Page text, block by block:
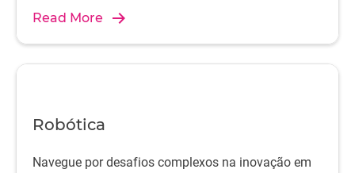
Read More
Robótica
Navegue por desafios complexos na inovação em